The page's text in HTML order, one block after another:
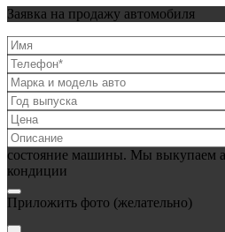
Заявка на продажу автомобиля
состояние машины. Мы выкупаем
кондиции
Приложить фото (желательно)